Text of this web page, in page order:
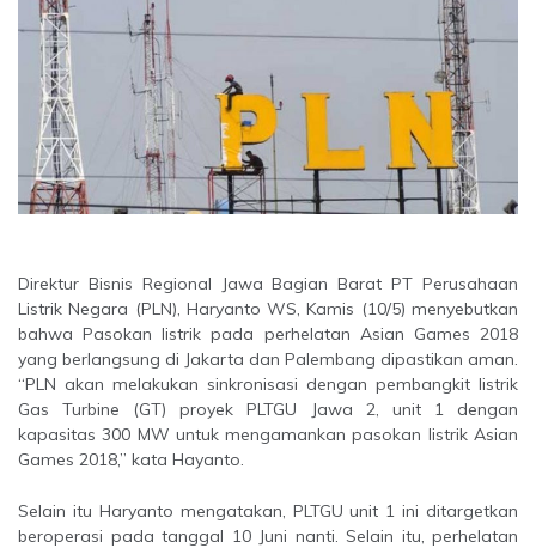
Direktur Bisnis Regional Jawa Bagian Barat PT Perusahaan
Listrik Negara (PLN), Haryanto WS, Kamis (10/5) menyebutkan
bahwa Pasokan listrik pada perhelatan Asian Games 2018
yang berlangsung di Jakarta dan Palembang dipastikan aman.
“PLN akan melakukan sinkronisasi dengan pembangkit listrik
Gas Turbine (GT) proyek PLTGU Jawa 2, unit 1 dengan
kapasitas 300 MW untuk mengamankan pasokan listrik Asian
Games 2018,” kata Hayanto.
Selain itu Haryanto mengatakan, PLTGU unit 1 ini ditargetkan
beroperasi pada tanggal 10 Juni nanti. Selain itu, perhelatan